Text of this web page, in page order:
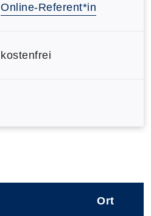
Online-Referent*in
kostenfrei
Ort